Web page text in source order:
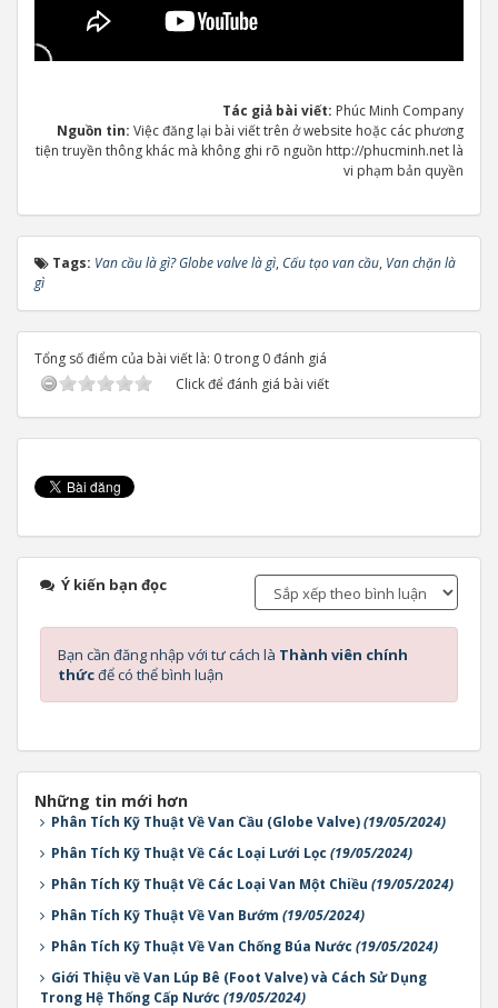
Tác giả bài viết: Phúc Minh Company
Nguồn tin: Việc đăng lại bài viết trên ở website hoặc các phương
tiện truyền thông khác mà không ghi rõ nguồn http://phucminh.net là
vi phạm bản quyền
Tags: Van cầu là gì? Globe valve là gì, Cấu tạo van cầu, Van chặn là
gì
Tổng số điểm của bài viết là: 0 trong 0 đánh giá
Click để đánh giá bài viết
Ý kiến bạn đọc
Bạn cần đăng nhập với tư cách là Thành viên chính
thứcđể có thể bình luận
Những tin mới hơn
Phân Tích Kỹ Thuật Về Van Cầu (Globe Valve)(19/05/2024)
Phân Tích Kỹ Thuật Về Các Loại Lưới Lọc (19/05/2024)
Phân Tích Kỹ Thuật Về Các Loại Van Một Chiều (19/05/2024)
Phân Tích Kỹ Thuật Về Van Bướm (19/05/2024)
Phân Tích Kỹ Thuật Về Van Chống Búa Nước (19/05/2024)
Giới Thiệu về Van Lúp Bê (Foot Valve) và Cách Sử Dụng
Trong Hệ Thống Cấp Nước (19/05/2024)